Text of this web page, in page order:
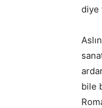
diye
bile